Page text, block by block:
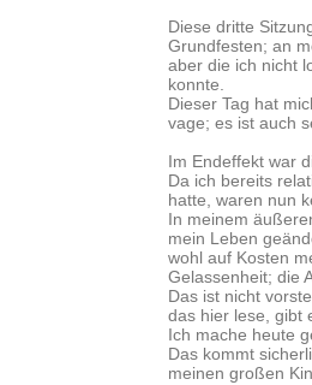
Diese dritte
Grundfesten; an
aber die ich nicht
konnte.
Dieser Tag hat
vage; es ist auch
Im Endeffekt war
Da ich bereits
hatte, waren nun
In meinem
mein Leben
wohl auf Kosten
Gelassenheit; die
Das ist nicht
das hier lese, gibt
Ich mache heute
Das kommt
meinen großen